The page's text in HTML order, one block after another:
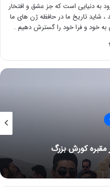
به دنیایی است که جز عشق و افتخار
، شاید تاریخ ما در حافظه ژن های ما
به خود و فرا خود را گسترش دهیم .
مقبره کورش بزرگ